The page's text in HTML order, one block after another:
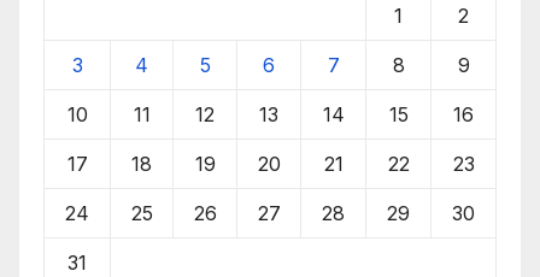
1 2
3 4 5 6 7 8 9
10 11 12 13 14 15 16
17 18 19 20 21 22 23
24 25 26 27 28 29 30
31